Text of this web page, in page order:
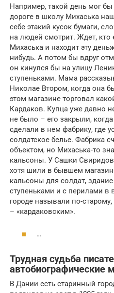
Например, такой день мог бы
дороге в школу Михаська
себе этакий кусок бумаги,
на людей смотрит. Ждет, кто
Михаська и находит эту
нибудь. А потом бы вдруг
он кинулся бы на улицу
ступеньками. Мама
Николае Втором, когда она
этом магазине торговал
Кардаков. Купца уже давно
не было – его закрыли,
сделали в нем фабрику, где
солдатское белье. Фабрика
объектом, но Михаська-то
кальсоны. У Сашки
хотя шили в бывшем
кальсоны для солдат,
ступеньками и с перилами в
городе называли по-
– «кардаковским».
…
Трудная судьба
автобиографические
В Дании есть старинный